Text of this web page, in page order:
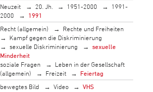
Neuzeit 20. Jh. 1951-2000
1991-
2000
1991
Recht (allgemein)
Rechte und Freiheiten
Kampf gegen die Diskriminierung
sexuelle Diskriminierung
sexuelle
Minderheit
soziale Fragen
Leben in der Gesellschaft
(allgemein)
Freizeit
Feiertag
bewegtes Bild Video
VHS